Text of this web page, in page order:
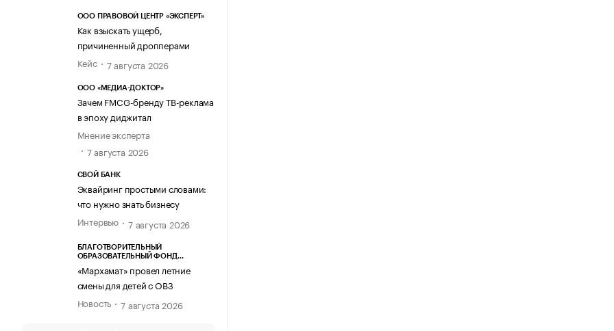
ООО ПРАВОВОЙ ЦЕНТР «ЭКСПЕРТ»
Как взыскать ущерб,
причиненный дропперами
Кейс
7 августа 2026
ООО «МЕДИА-ДОКТОР»
Зачем FMCG-бренду ТВ-реклама
в эпоху диджитал
Мнение эксперта
7 августа 2026
СВОЙ БАНК
Эквайринг простыми словами:
что нужно знать бизнесу
Интервью
7 августа 2026
БЛАГОТВОРИТЕЛЬНЫЙ
ОБРАЗОВАТЕЛЬНЫЙ ФОНД
«Мархамат» провел летние
смены для детей с ОВЗ
Новость
7 августа 2026